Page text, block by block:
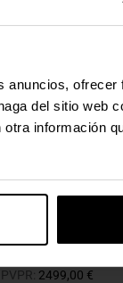
del sitio web
información
🕶️ Oferta Gafas
Orange
PVPR: Precio rebajado
2499,00 €